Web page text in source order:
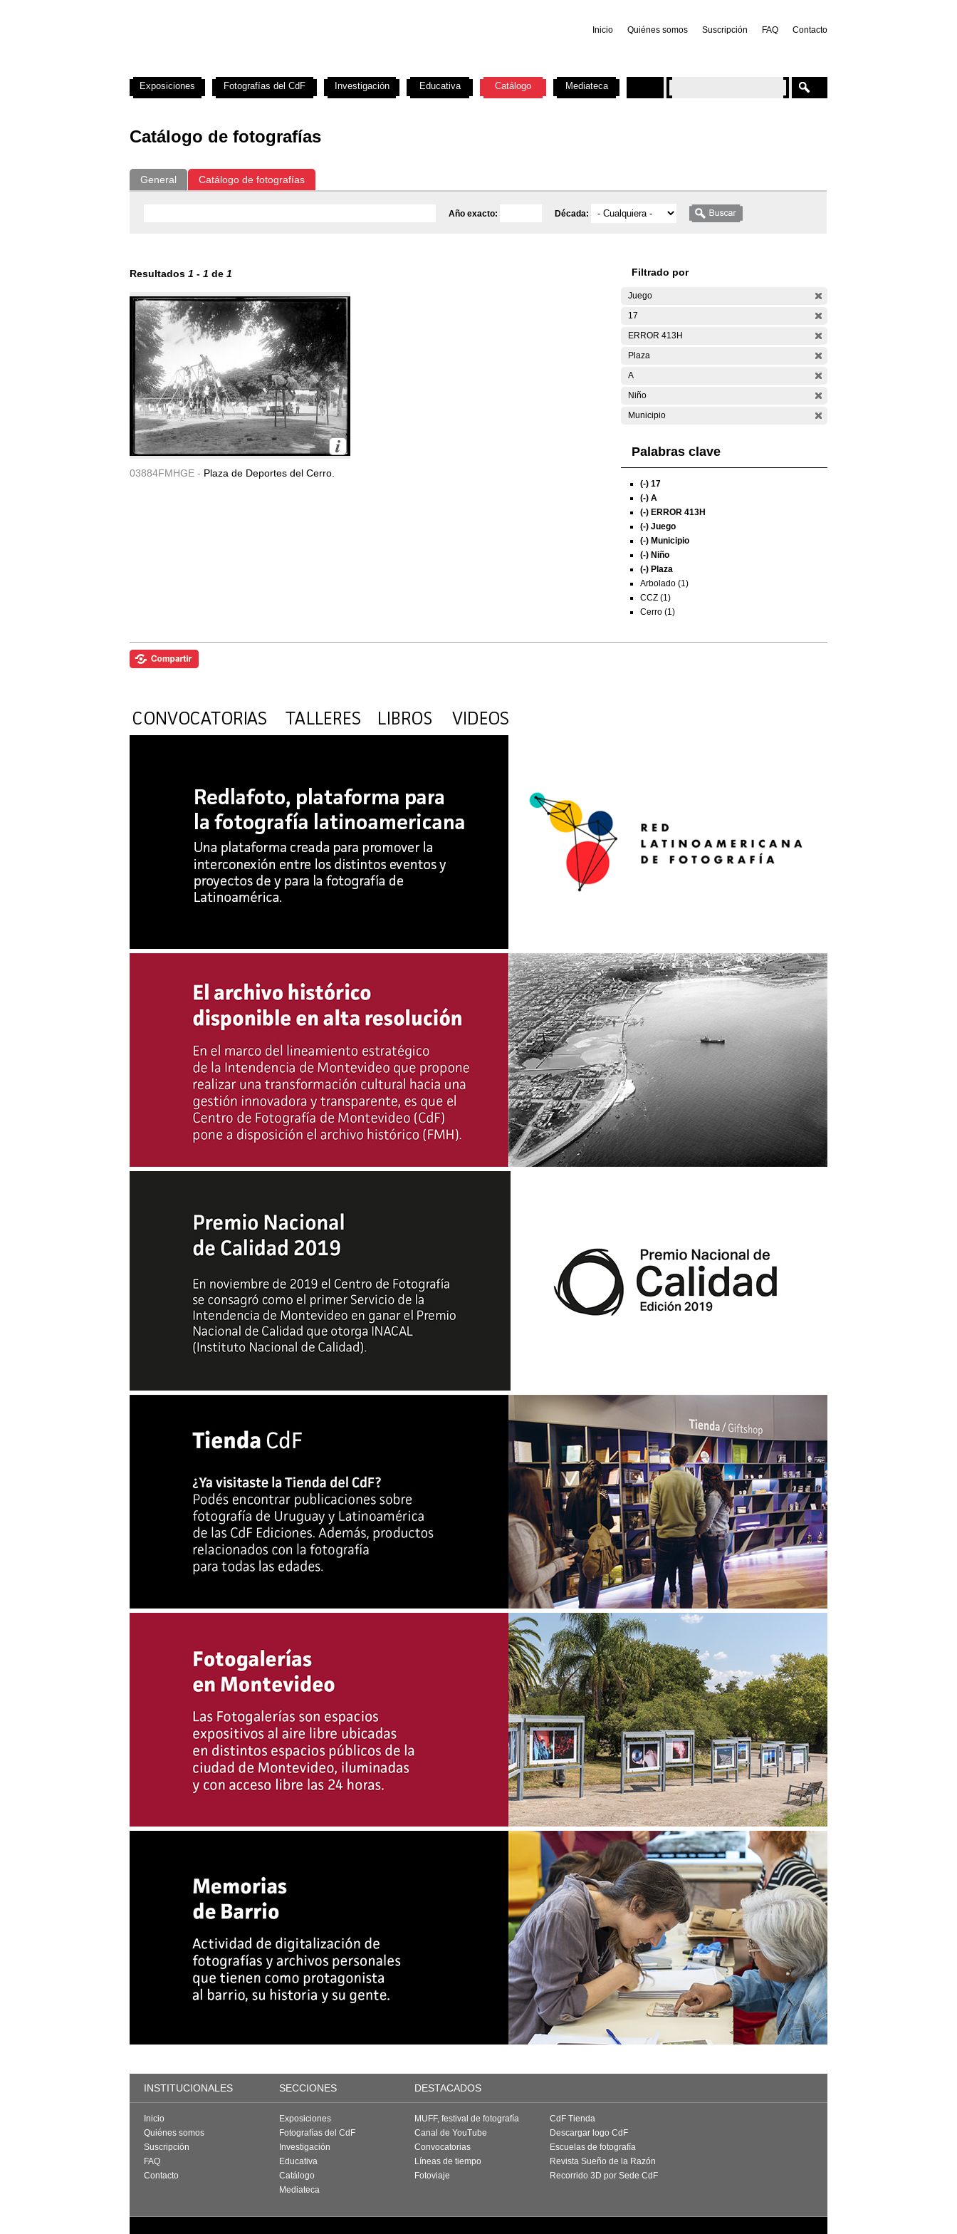
Inicio Quiénes somos Suscripción FAQ Contacto
Catálogo de fotografías
General Catálogo de fotografías
Año exacto: Década:
Resultados 1 - 1 de 1
03884FMHGE - Plaza de Deportes del Cerro.
Filtrado por
Juego
17
ERROR 413H
Plaza
A
Niño
Municipio
Palabras clave
(-) 17
(-) A
(-) ERROR 413H
(-) Juego
(-) Municipio
(-) Niño
(-) Plaza
Arbolado (1)
CCZ (1)
Cerro (1)
Exposiciones Fotografías del CdF Investigación Educativa Catálogo Mediateca
INSTITUCIONALES SECCIONES DESTACADOS
Inicio
Quiénes somos
Suscripción
FAQ
Contacto
Exposiciones
Fotografías del CdF
Investigación
Educativa
Catálogo
Mediateca
MUFF, festival de fotografía
Canal de YouTube
Convocatorias
Líneas de tiempo
Fotoviaje
CdF Tienda
Descargar logo CdF
Escuelas de fotografía
Revista Sueño de la Razón
Recorrido 3D por Sede CdF